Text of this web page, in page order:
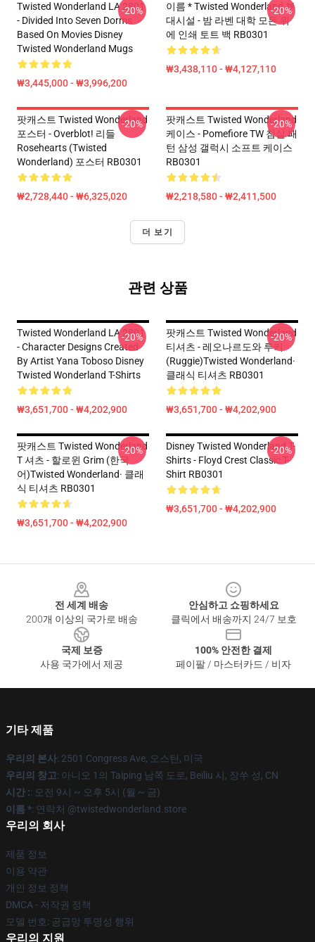
Twisted Wonderland LA 2801
- Divided Into Seven Dorms
Based On Movies Disney
Twisted Wonderland Mugs
₩3,445,000 - ₩3,996,200
-20%
이름 * Twisted Wonderland 부
대시설 - 밤 라벤 대학 모든 위
에 인쇄 토트 백 RB0301
₩3,438,110 - ₩4,127,110
-20%
팟캐스트 Twisted Wonderland
포스터 - Overblot! 리들
Rosehearts (Twisted
Wonderland) 포스터 RB0301
₩2,728,440 - ₩6,325,020
-20%
팟캐스트 Twisted Wonderland
케이스 - Pomefiore TW 침실 패
턴 삼성 갤럭시 소프트 케이스
RB0301
₩2,218,580 - ₩2,411,500
-20%
더 보기
관련 상품
Twisted Wonderland LA 2801
- Character Designs Created
By Artist Yana Toboso Disney
Twisted Wonderland T-Shirts
₩3,651,700 - ₩4,202,900
-20%
팟캐스트 Twisted Wonderland
티셔츠 - 레오나르도와 루키
(Ruggie)Twisted Wonderland·
클래식 티셔츠 RB0301
₩3,651,700 - ₩4,202,900
-20%
팟캐스트 Twisted Wonderland
T 셔츠 - 할로윈 Grim (한국
어)Twisted Wonderland· 클래
식 티셔츠 RB0301
₩3,651,700 - ₩4,202,900
-20%
Disney Twisted Wonderland T-
Shirts - Floyd Crest Classic T-
Shirt RB0301
₩3,651,700 - ₩4,202,900
-20%
전 세계 배송
200개 이상의 국가로 배송
안심하고 쇼핑하세요
클릭에서 배송까지 24/7 보호
국제 보증
사용 국가에서 제공
100% 안전한 결제
페이팔 / 마스터카드 / 비자
기타 제품
우리의 본사: 2501 Congress Ave, 오스틴, 미국
우리의 창고: 아니오 1의 Taiping 남쪽 도로, Beiliu 시, 장쑤 성, CN
시간 :: 오전 9시 ~ 오후 5시 (월 ~ 금)
이름 *: 연락처 @twistedwonderland.store
우리의 회사
제품 정보
이용 약관
개인 정보 정책
DMCA - 저작권 정책
모델 번호: 공급망 투명성 행위
우리의 지원